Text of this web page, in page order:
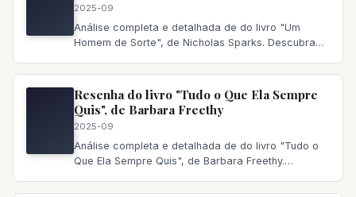
2025-09
Análise completa e detalhada de do livro "Um
Homem de Sorte", de Nicholas Sparks. Descubra
Resenha do livro "Tudo o Que Ela Sempre
Quis", de Barbara Freethy
2025-09
Análise completa e detalhada de do livro "Tudo o
Que Ela Sempre Quis", de Barbara Freethy.